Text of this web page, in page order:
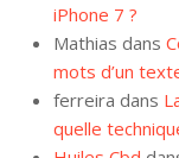
iPhone 7 ?
Mathias dans
mots d’un
ferreira dans
quelle